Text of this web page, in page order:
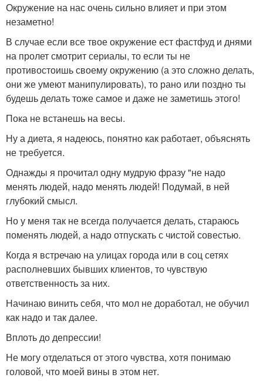
Окружение на нас очень сильно влияет и при этом
незаметно!
В случае если все твое окружение ест фастфуд и днями
на пролет смотрит сериалы, то если ты не
противостоишь своему окружению (а это сложно делать,
они же умеют манипулировать), то рано или поздно ты
будешь делать тоже самое и даже не заметишь этого!
Пока не встанешь на весы.
Ну а диета, я надеюсь, понятно как работает, объяснять
не требуется.
Однажды я прочитал одну мудрую фразу "не надо
менять людей, надо менять людей! Подумай, в ней
глубокий смысл.
Но у меня так не всегда получается делать, стараюсь
поменять людей, а надо отпускать с чистой совестью.
Когда я встречаю на улицах города или в соц сетях
располневших бывших клиентов, то чувствую
ответственность за них.
Начинаю винить себя, что мол не доработал, не обучил
как надо и так далее.
Вплоть до депрессии!
Не могу отделаться от этого чувства, хотя понимаю
головой, что моей вины в этом нет.